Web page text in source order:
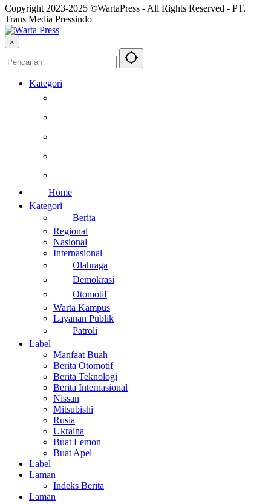
Copyright 2023-2025 ©WartaPress - All Rights Reserved - PT.
Trans Media Pressindo
×
Kategori
Home
Kategori
Berita
Regional
Nasional
Internasional
Olahraga
Demokrasi
Otomotif
Warta Kampus
Layanan Publik
Patroli
Label
Manfaat Buah
Berita Otomotif
Berita Teknologi
Berita Internasional
Nissan
Mitsubishi
Rusia
Ukraina
Buat Lemon
Buat Apel
Label
Laman
Indeks Berita
Laman